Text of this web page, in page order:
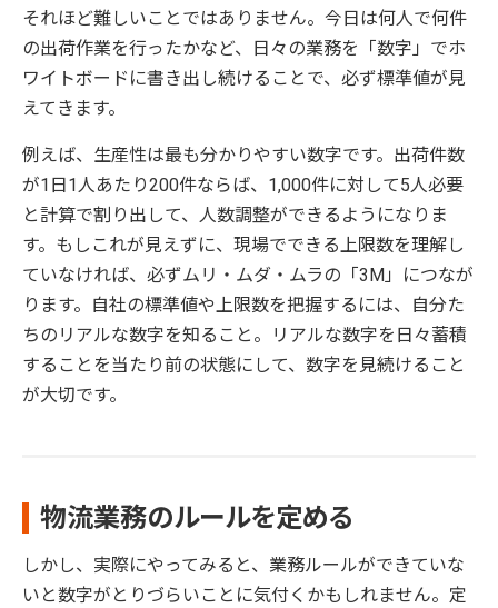
それほど難しいことではありません。今日は何人で何件
の出荷作業を行ったかなど、日々の業務を「数字」でホ
ワイトボードに書き出し続けることで、必ず標準値が見
えてきます。
例えば、生産性は最も分かりやすい数字です。出荷件数
が1日1人あたり200件ならば、1,000件に対して5人必要
と計算で割り出して、人数調整ができるようになりま
す。もしこれが見えずに、現場でできる上限数を理解し
ていなければ、必ずムリ・ムダ・ムラの「3M」につなが
ります。自社の標準値や上限数を把握するには、自分た
ちのリアルな数字を知ること。リアルな数字を日々蓄積
することを当たり前の状態にして、数字を見続けること
が大切です。
物流業務のルールを定める
しかし、実際にやってみると、業務ルールができていな
いと数字がとりづらいことに気付くかもしれません。定